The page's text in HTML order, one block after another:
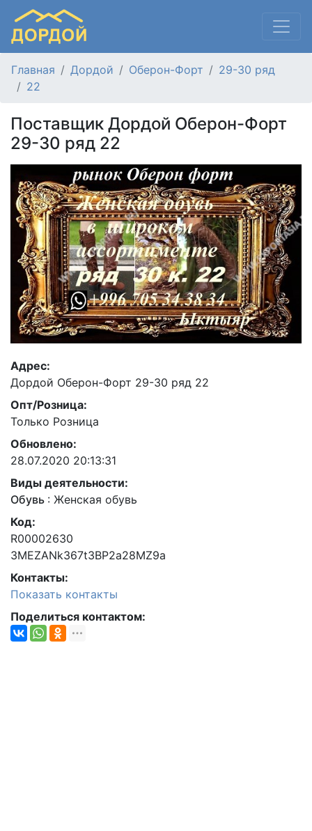
Главная Дордой Оберон-Форт
29-30 ряд
22
Поставщик Дордой Оберон-Форт
29-30 ряд 22
Адрес:
Дордой Оберон-Форт 29-30 ряд 22
Опт/Розница:
Только Розница
Обновлено:
28.07.2020 20:13:31
Виды деятельности:
Обувь : Женская обувь
Код:
R00002630
3MEZANk367t3BP2a28MZ9a
Контакты:
Показать контакты
Поделиться контактом: